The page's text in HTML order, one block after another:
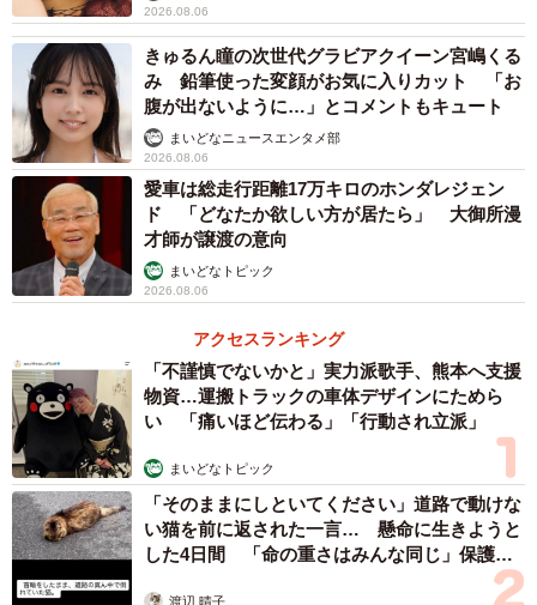
2026.08.06
きゅるん瞳の次世代グラビアクイーン宮嶋くる
み 鉛筆使った変顔がお気に入りカット 「お
腹が出ないように…」とコメントもキュート
まいどなニュースエンタメ部
2026.08.06
愛車は総走行距離17万キロのホンダレジェン
ド 「どなたか欲しい方が居たら」 大御所漫
才師が譲渡の意向
まいどなトピック
2026.08.06
アクセスランキング
「不謹慎でないかと」実力派歌手、熊本へ支援
物資…運搬トラックの車体デザインにためら
い 「痛いほど伝わる」「行動され立派」
まいどなトピック
「そのままにしといてください」道路で動けな
い猫を前に返された一言… 懸命に生きようと
した4日間 「命の重さはみんな同じ」保護団
渡辺 晴子